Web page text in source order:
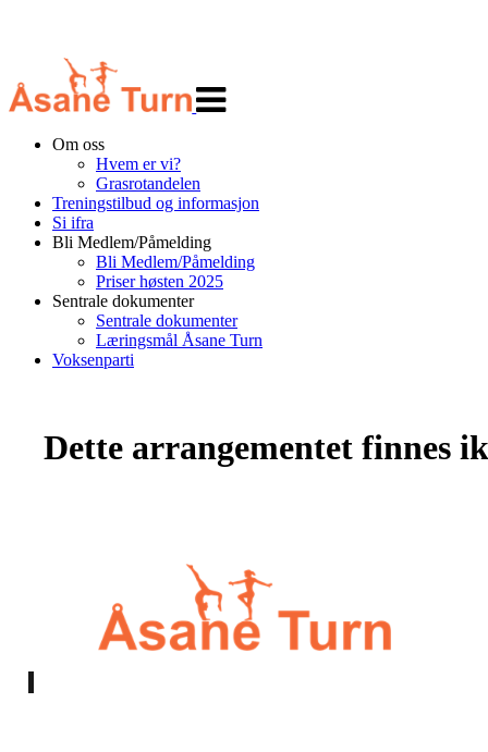
navigasjon
Om oss
Hvem er vi?
Grasrotandelen
Treningstilbud og informasjon
Si ifra
Bli Medlem/Påmelding
Bli Medlem/Påmelding
Priser høsten 2025
Sentrale dokumenter
Sentrale dokumenter
Læringsmål Åsane Turn
Voksenparti
Dette arrangementet finnes